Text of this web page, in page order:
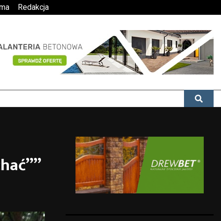
Redakcja